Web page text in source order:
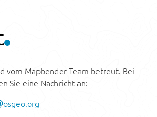
vom Mapbender-Team betreut. Bei
Sie eine Nachricht an:
osgeo.org